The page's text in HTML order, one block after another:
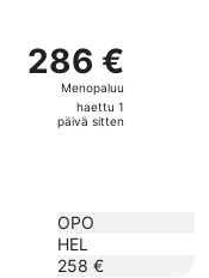
286 €
Menopaluu,
haettu
286 €
Menopaluu
haettu 1
päivä sitten
OPO
HEL
258 €